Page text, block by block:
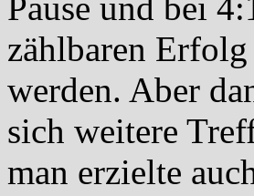
Pause und bei
zählbaren
werden. Aber
sich weitere
man erzielte